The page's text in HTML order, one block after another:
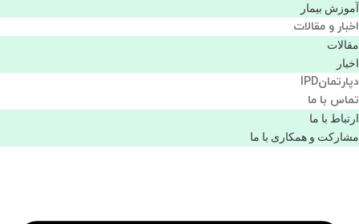
آموزش بیمار
اخبار و مقالات
مقالات
اخبار
دپارتمانIPD
تماس با ما
ارتباط با ما
مشاركت و همكاری با ما